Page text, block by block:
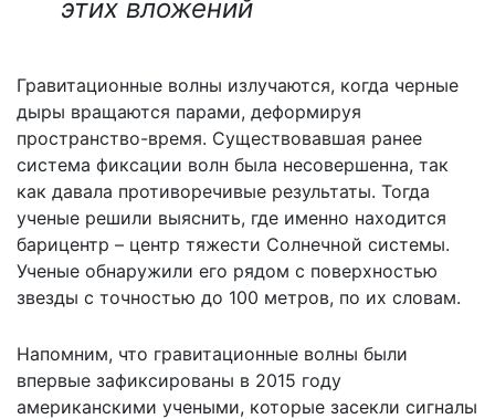
этих вложений
Гравитационные волны излучаются, когда черные
дыры вращаются парами, деформируя
пространство-время. Существовавшая ранее
система фиксации волн была несовершенна, так
как давала противоречивые результаты. Тогда
ученые решили выяснить, где именно находится
барицентр – центр тяжести Солнечной системы.
Ученые обнаружили его рядом с поверхностью
звезды с точностью до 100 метров, по их словам.
Напомним, что гравитационные волны были
впервые зафиксированы в 2015 году
американскими учеными, которые засекли сигналы